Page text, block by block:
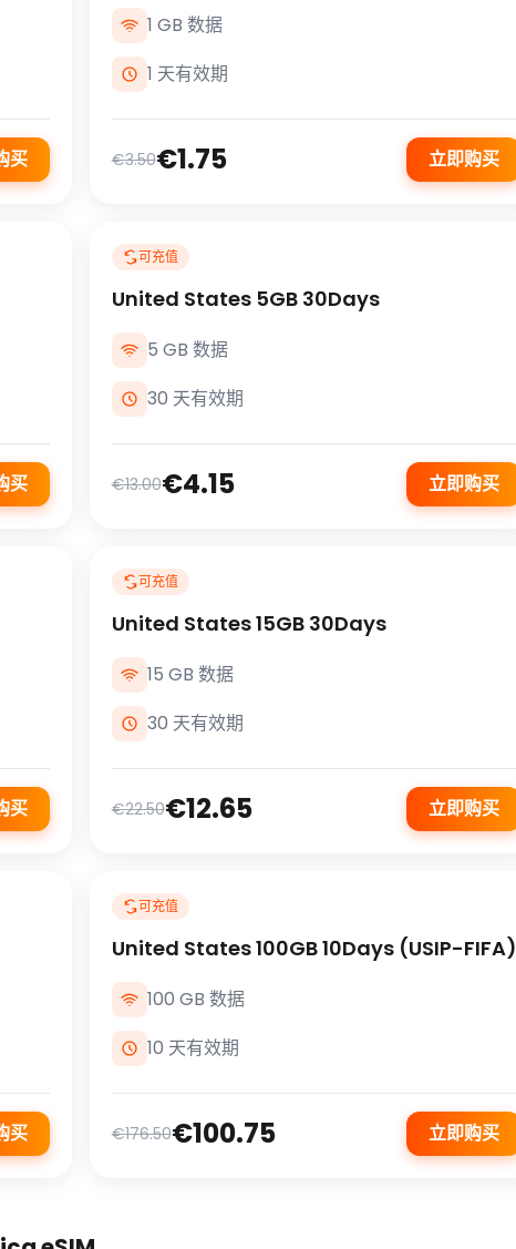
买
1 GB 数据
1 天有效期
€3.50€1.75 立即购买
买
可充值
United States 5GB 30Days
5 GB 数据
30 天有效期
€13.00€4.15 立即购买
买
可充值
United States 15GB 30Days
15 GB 数据
30 天有效期
€22.50€12.65 立即购买
买
可充值
United States 100GB 10Days (USIP-FIFA)
100 GB 数据
10 天有效期
€176.50€100.75 立即购买